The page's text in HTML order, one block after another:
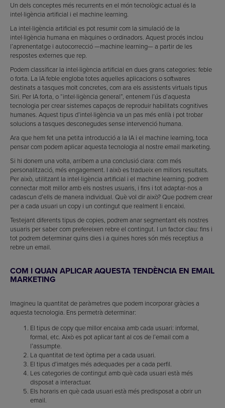
Un dels conceptes més recurrents en el món tecnològic actual és la
intel·ligència artificial i el machine learning.
La intel·ligència artificial es pot resumir com la simulació de la
intel·ligència humana en màquines o ordinadors. Aquest procés inclou
l’aprenentatge i autocorrecció —machine learning— a partir de les
respostes externes que rep.
Podem classificar la intel·ligència artificial en dues grans categories: feble
o forta. La IA feble engloba totes aquelles aplicacions o softwares
destinats a tasques molt concretes, com ara els assistents virtuals tipus
Siri. Per IA forta, o “intel·ligència general”, entenem l’ús d’aquesta
tecnologia per crear sistemes capaços de reproduir habilitats cognitives
humanes. Aquest tipus d’intel·ligència va un pas més enllà i pot trobar
solucions a tasques desconegudes sense intervenció humana.
Ara que hem fet una petita introducció a la IA i el machine learning, toca
pensar com podem aplicar aquesta tecnologia al nostre email marketing.
Si hi donem una volta, arribem a una conclusió clara: com més
personalització, més engagement. I això es tradueix en millors resultats.
Per això, utilitzant la intel·ligència artificial i el machine learning, podrem
connectar molt millor amb els nostres usuaris, i fins i tot adaptar-nos a
cadascun d’ells de manera individual. Què vol dir això? Que podrem crear
per a cada usuari un copy i un contingut que realment li encaixi.
Testejant diferents tipus de copies, podrem anar segmentant els nostres
usuaris per saber com prefereixen rebre el contingut. I un factor clau: fins i
tot podrem determinar quins dies i a quines hores són més receptius a
rebre un email.
COM I QUAN APLICAR AQUESTA TENDÈNCIA EN EMAIL
MARKETING
Imagineu la quantitat de paràmetres que podem incorporar gràcies a
aquesta tecnologia. Ens permetrà determinar:
El tipus de copy que millor encaixa amb cada usuari: informal,
formal, etc. Això es pot aplicar tant al cos de l’email com a
l’assumpte.
La quantitat de text òptima per a cada usuari.
El tipus d’imatges més adequades per a cada perfil.
Les categories de contingut amb què cada usuari està més
disposat a interactuar.
Els horaris en què cada usuari està més predisposat a obrir un
email.